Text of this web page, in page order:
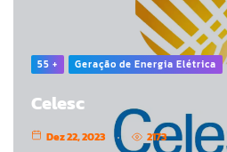
55 + Geração de Energia Elétrica
Celesc
Dez 22, 2023 2173